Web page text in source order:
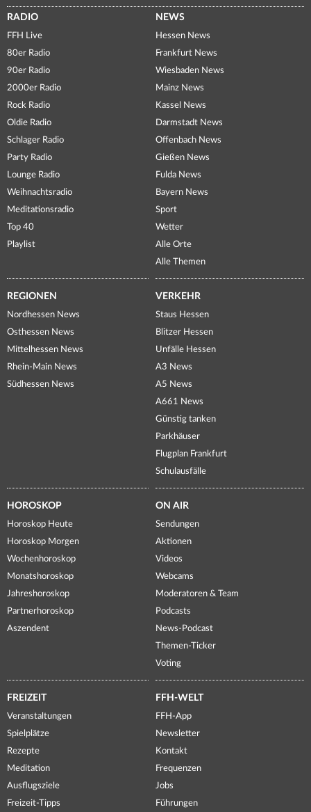
RADIO
FFH Live
80er Radio
90er Radio
2000er Radio
Rock Radio
Oldie Radio
Schlager Radio
Party Radio
Lounge Radio
Weihnachtsradio
Meditationsradio
Top 40
Playlist
NEWS
Hessen News
Frankfurt News
Wiesbaden News
Mainz News
Kassel News
Darmstadt News
Offenbach News
Gießen News
Fulda News
Bayern News
Sport
Wetter
Alle Orte
Alle Themen
REGIONEN
Nordhessen News
Osthessen News
Mittelhessen News
Rhein-Main News
Südhessen News
VERKEHR
Staus Hessen
Blitzer Hessen
Unfälle Hessen
A3 News
A5 News
A661 News
Günstig tanken
Parkhäuser
Flugplan Frankfurt
Schulausfälle
HOROSKOP
Horoskop Heute
Horoskop Morgen
Wochenhoroskop
Monatshoroskop
Jahreshoroskop
Partnerhoroskop
Aszendent
ON AIR
Sendungen
Aktionen
Videos
Webcams
Moderatoren & Team
Podcasts
News-Podcast
Themen-Ticker
Voting
FREIZEIT
Veranstaltungen
Spielplätze
Rezepte
Meditation
Ausflugsziele
Freizeit-Tipps
FFH-WELT
FFH-App
Newsletter
Kontakt
Frequenzen
Jobs
Führungen